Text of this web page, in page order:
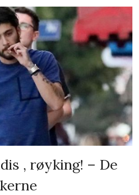
, røyking! – De